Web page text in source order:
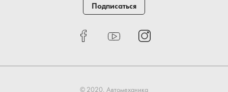
Подписаться
© 2020, Автомеханика